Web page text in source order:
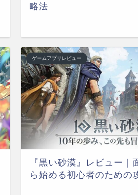
略法
ゲームアプリレビュー
『黒い砂漠』レビュー｜
ら始める初心者のための